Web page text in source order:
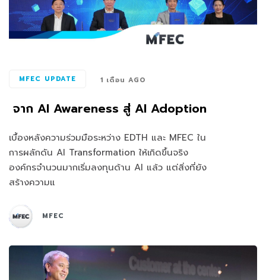
MFEC UPDATE 1 เดือน AGO
จาก AI Awareness สู่ AI Adoption
เบื้องหลังความร่วมมือระหว่าง EDTH และ MFEC ใน
การผลักดัน AI Transformation ให้เกิดขึ้นจริง
องค์กรจำนวนมากเริ่มลงทุนด้าน AI แล้ว แต่สิ่งที่ยัง
สร้างความแ
MFEC